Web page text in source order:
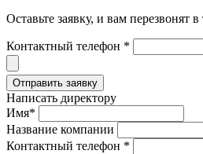
Оставьте заявку, и вам перезвонят
Контактный телефон *
Написать директору
Имя*
Название компании
Контактный телефон *